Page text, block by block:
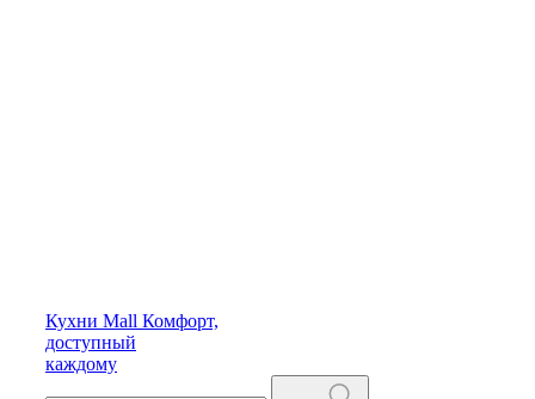
Кухни Mall Комфорт,
доступный
каждому